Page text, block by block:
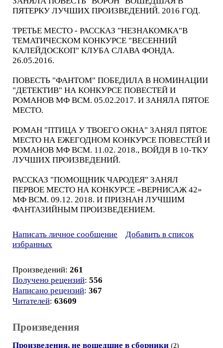
ПЯТЕРКУ ЛУЧШИХ ПРОИЗВЕДЕНИЙ. 2016 ГОД.
ТРЕТЬЕ МЕСТО - РАССКАЗ "НЕЗНАКОМКА"В
ТЕМАТИЧЕСКОМ КОНКУРСЕ "ВЕСЕННИЙ
КАЛЕЙДОСКОП" КЛУБА СЛАВА ФОНДА.
26.05.2016.
ПОВЕСТЬ "ФАНТОМ" ПОБЕДИЛА В НОМИНАЦИИ
"ДЕТЕКТИВ" НА КОНКУРСЕ ПОВЕСТЕЙ И
РОМАНОВ МФ ВСМ. 05.02.2017. И ЗАНЯЛА ПЯТОЕ
МЕСТО.
РОМАН "ПТИЦА У ТВОЕГО ОКНА" ЗАНЯЛ ПЯТОЕ
МЕСТО НА ЕЖЕГОДНОМ КОНКУРСЕ ПОВЕСТЕЙ И
РОМАНОВ МФ ВСМ. 11.02. 2018., ВОЙДЯ В 10-ТКУ
ЛУЧШИХ ПРОИЗВЕДЕНИЙ.
РАССКАЗ "ПОМОЩНИК ЧАРОДЕЯ" ЗАНЯЛ
ПЕРВОЕ МЕСТО НА КОНКУРСЕ «ВЕРНИСАЖ 42»
МФ ВСМ. 09.12. 2018. И ПРИЗНАН ЛУЧШИМ
ФАНТАЗИЙНЫМ ПРОИЗВЕДЕНИЕМ.
Написать личное сообщение
Добавить в список
избранных
Произведений: 261
Получено рецензий: 556
Написано рецензий: 367
Читателей: 63609
Произведения
Произведения, не вошедшие в сборники (2)